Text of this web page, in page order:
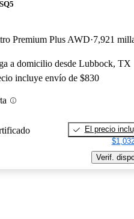
Premium Plus AWD 7,921
a domicilio desde Lubbock, TX
incluye envío de $830
El precio
Verif.